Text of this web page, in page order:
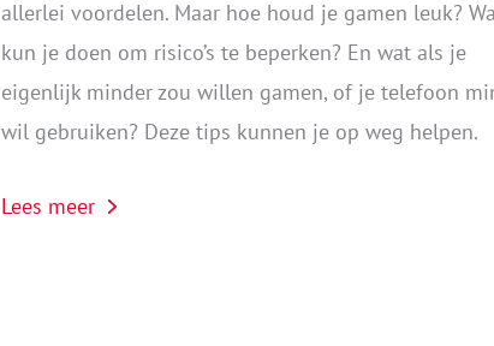
allerlei voordelen. Maar hoe houd je gamen leuk?
kun je doen om risico’s te beperken? En wat als je
eigenlijk minder zou willen gamen, of je telefoon
wil gebruiken? Deze tips kunnen je op weg helpen.
Lees meer